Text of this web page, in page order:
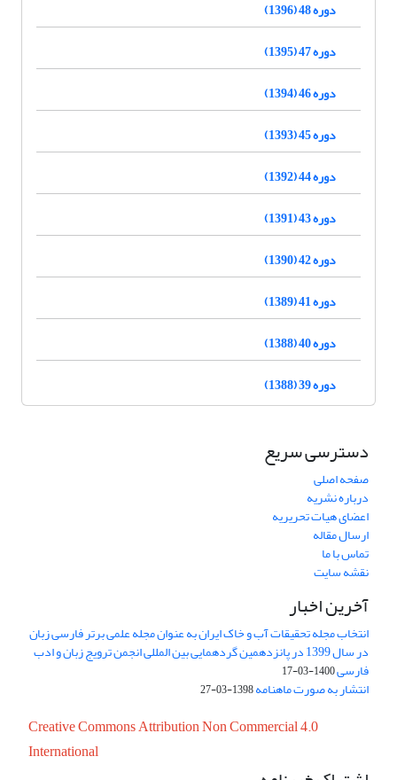
دوره 48 (1396)
دوره 47 (1395)
دوره 46 (1394)
دوره 45 (1393)
دوره 44 (1392)
دوره 43 (1391)
دوره 42 (1390)
دوره 41 (1389)
دوره 40 (1388)
دوره 39 (1388)
دسترسی سریع
صفحه اصلی
درباره نشریه
اعضای هیات تحریریه
ارسال مقاله
تماس با ما
نقشه سایت
آخرین اخبار
انتخاب مجله تحقیقات آب و خاک ایران به عنوان مجله علمی برتر فارسی زبان
در سال 1399 در پانزدهمین گردهمایی بین المللی انجمن ترویج زبان و ادب
فارسی1400-03-17
انتشار به صورت ماهنامه1398-03-27
Creative Commons Attribution Non Commercial 4.0
International